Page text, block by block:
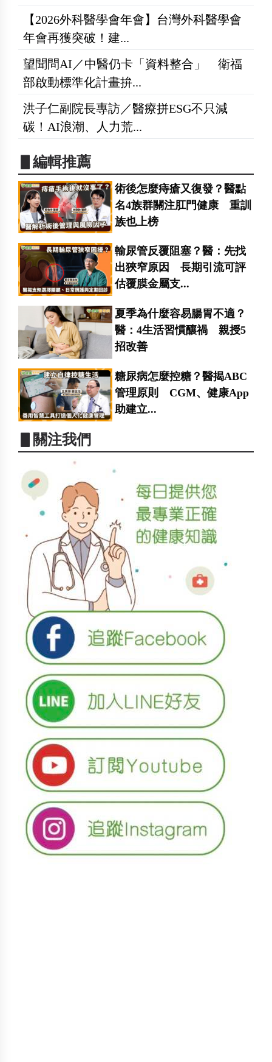
【2026外科醫學會年會】台灣外科醫學會
年會再獲突破！建...
望聞問AI／中醫仍卡「資料整合」 衛福
部啟動標準化計畫拚...
洪子仁副院長專訪／醫療拼ESG不只減
碳！AI浪潮、人力荒...
▋編輯推薦
術後怎麼痔瘡又復發？醫點
名4族群關注肛門健康 重訓
族也上榜
輸尿管反覆阻塞？醫：先找
出狹窄原因 長期引流可評
估覆膜金屬支...
夏季為什麼容易腸胃不適？
醫：4生活習慣釀禍 親授5
招改善
糖尿病怎麼控糖？醫揭ABC
管理原則 CGM、健康App
助建立...
▋關注我們